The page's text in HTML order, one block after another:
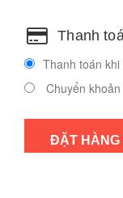
Thanh
Thanh toán
Chuyển